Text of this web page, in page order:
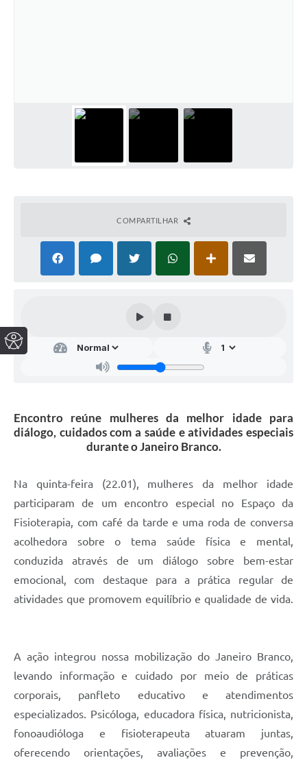
COMPARTILHAR
Encontro reúne mulheres da melhor idade para
diálogo, cuidados com a saúde e atividades especiais
durante o Janeiro Branco.
Na quinta-feira (22.01), mulheres da melhor idade
participaram de um encontro especial no Espaço da
Fisioterapia, com café da tarde e uma roda de conversa
acolhedora sobre o tema saúde física e mental,
conduzida através de um diálogo sobre bem-estar
emocional, com destaque para a prática regular de
atividades que promovem equilíbrio e qualidade de vida.
A ação integrou nossa mobilização do Janeiro Branco,
levando informação e cuidado por meio de práticas
corporais, panfleto educativo e atendimentos
especializados. Psicóloga, educadora física, nutricionista,
fonoaudióloga e fisioterapeuta atuaram juntas,
oferecendo orientações, avaliações e prevenção,